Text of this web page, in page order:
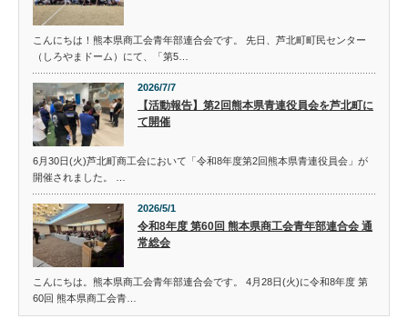
こんにちは！熊本県商工会青年部連合会です。 先日、芦北町町民センター
（しろやまドーム）にて、「第5…
2026/7/7
【活動報告】第2回熊本県青連役員会を芦北町に
て開催
6月30日(火)芦北町商工会において「令和8年度第2回熊本県青連役員会」が
開催されました。 …
2026/5/1
令和8年度 第60回 熊本県商工会青年部連合会 通
常総会
こんにちは。熊本県商工会青年部連合会です。 4月28日(火)に令和8年度 第
60回 熊本県商工会青…